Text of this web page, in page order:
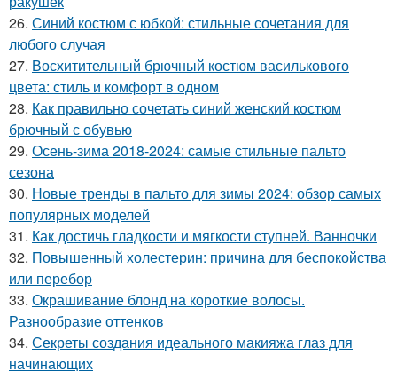
26. Синий костюм с юбкой: стильные сочетания для
любого случая
27. Восхитительный брючный костюм василькового
цвета: стиль и комфорт в одном
28. Как правильно сочетать синий женский костюм
брючный с обувью
29. Осень-зима 2018-2024: самые стильные пальто
сезона
30. Новые тренды в пальто для зимы 2024: обзор самых
популярных моделей
31. Как достичь гладкости и мягкости ступней. Ванночки
32. Повышенный холестерин: причина для беспокойства
или перебор
33. Окрашивание блонд на короткие волосы.
Разнообразие оттенков
34. Секреты создания идеального макияжа глаз для
начинающих